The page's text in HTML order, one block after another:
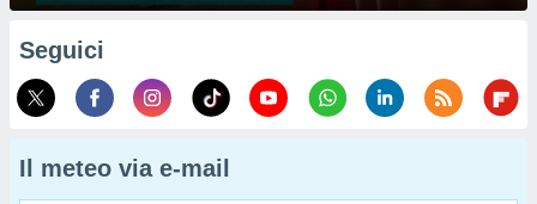
Seguici
Il meteo via e-mail